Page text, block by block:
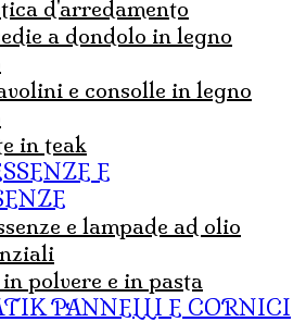
d'arredamento
in teak
e lampade ad olio
in polvere e in pasta
PANNELLI E CORNICI